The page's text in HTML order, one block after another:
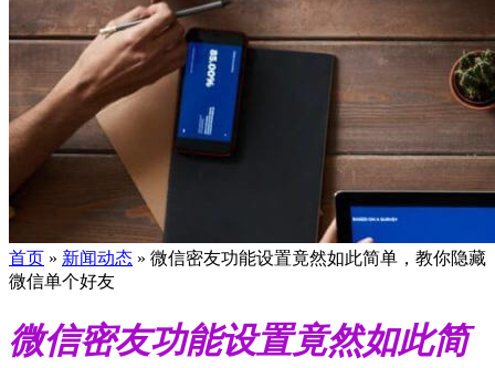
首页 » 新闻动态 » 微信密友功能设置竟然如此简单，教你隐藏
微信单个好友
微信密友功能设置竟然如此简